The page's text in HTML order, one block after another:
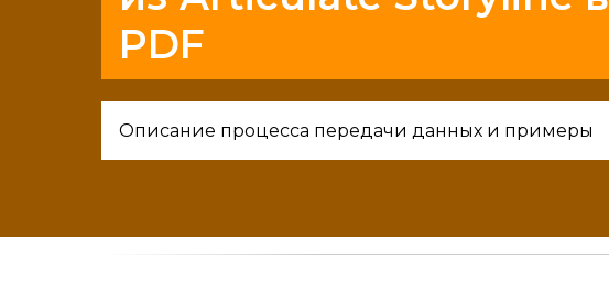
PDF
Описание процесса передачи данных и примеры